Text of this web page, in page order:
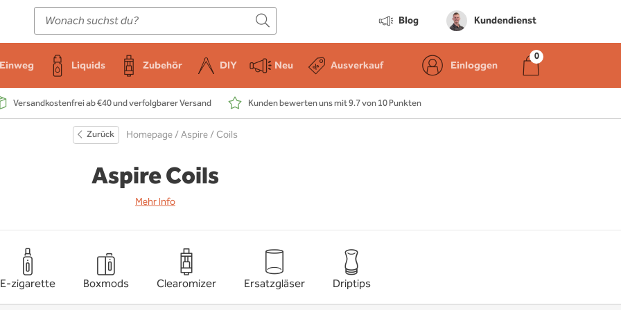
Blog Kundendienst
Einweg Liquids Zubehör DIY Neu Ausverkauf Einloggen
Versandkostenfrei ab €40 und verfolgbarer Versand Kunden bewerten uns mit 9.7 von 10 Punkten
E-Zigarette
Einweg
Liquids
Zubehör
DIY
Zurück Homepage/Aspire/ Coils
Aspire Coils
Mehr Info
E-zigarette Boxmods Clearomizer Ersatzgläser Driptips